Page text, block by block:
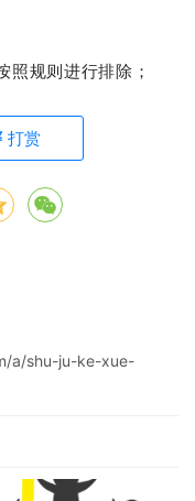
照规则进行排除；
打赏
a/shu-ju-ke-xue-